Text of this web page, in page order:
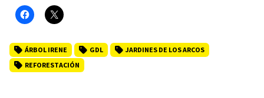
ÁRBOL IRENE GDL
JARDINES DE LOS ARCOS
REFORESTACIÓN